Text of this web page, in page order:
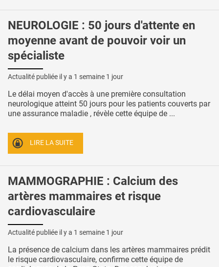
NEUROLOGIE : 50 jours d'attente en
moyenne avant de pouvoir voir un
spécialiste
Actualité publiée il y a 1 semaine 1 jour
Le délai moyen d'accès à une première consultation
neurologique atteint 50 jours pour les patients couverts par
une assurance maladie , révèle cette équipe de ...
LIRE LA SUITE
MAMMOGRAPHIE : Calcium des
artères mammaires et risque
cardiovasculaire
Actualité publiée il y a 1 semaine 1 jour
La présence de calcium dans les artères mammaires prédit
le risque cardiovasculaire, confirme cette équipe de